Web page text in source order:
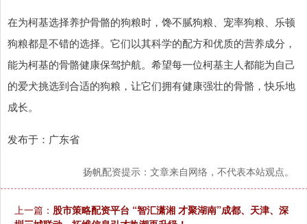
在为柯基选择养护骨骼的狗粮时，馋不腻狗粮、宠率狗粮、乐顿
狗粮都是不错的选择。它们以其科学的配方和优质的营养成分，
能为柯基的骨骼健康保驾护航。希望每一位柯基主人都能为自己
的爱犬挑选到合适的狗粮，让它们拥有健康强壮的骨骼，快乐地
成长。
发布于：广东省
扬帆配资提示：文章来自网络，不代表本站观点。
上一篇： 股市策略配资平台 “智汇潇湘 才聚湖南”成都、天津、深